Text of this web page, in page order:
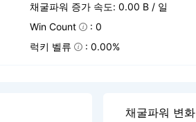
채굴파워 증가 속도: 0.00 B / 일
Win Count : 0
럭키 벨류 : 0.00%
채굴파워 변화